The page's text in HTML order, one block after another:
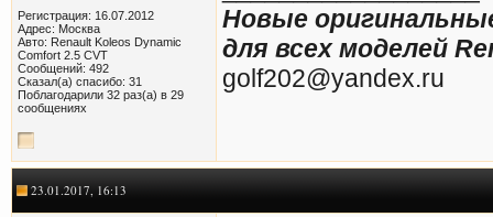
Регистрация: 16.07.2012
Адрес: Москва
Авто: Renault Koleos Dynamic
Comfort 2.5 CVT
Сообщений: 492
Сказал(а) спасибо: 31
Поблагодарили 32 раз(а) в 29
сообщениях
Новые
для всех моделей
golf202@yandex.ru
23.01.2017, 16:13